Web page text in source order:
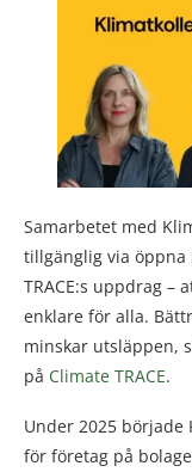
Samarbetet med
tillgänglig via
TRACE:s uppdrag –
enklare för alla.
minskar utsläppen,
på Climate TRACE.
Under 2025
för företag på